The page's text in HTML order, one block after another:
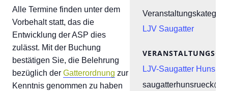
Alle Termine finden unter dem
Vorbehalt statt, das die
Entwicklung der ASP dies
zulässt. Mit der Buchung
bestätigen Sie, die Belehrung
bezüglich der Gatterordnung zur
Kenntnis genommen zu haben
LJV Saugatter
LJV-Saugatter